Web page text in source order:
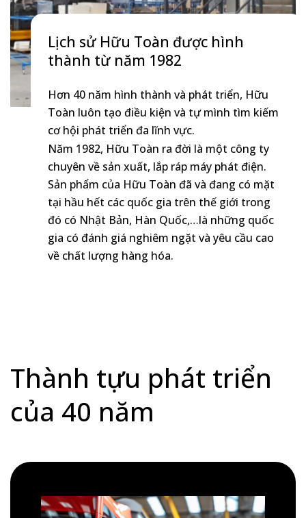
Lịch sử Hữu Toàn được hình
thành từ năm 1982
Hơn 40 năm hình thành và phát triển, Hữu
Toàn luôn tạo điều kiện và tự mình tìm kiếm
cơ hội phát triển đa lĩnh vực.
Năm 1982, Hữu Toàn ra đời là một công ty
chuyên về sản xuất, lắp ráp máy phát điện.
Sản phẩm của Hữu Toàn đã và đang có mặt
tại hầu hết các quốc gia trên thế giới trong
đó có Nhật Bản, Hàn Quốc,…là những quốc
gia có đánh giá nghiêm ngặt và yêu cầu cao
về chất lượng hàng hóa.
Thành tựu phát triển
của 40 năm